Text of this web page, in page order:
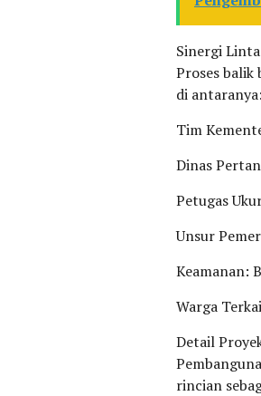
Sinergi
Proses balik
di antaranya:
Tim
Dinas
Petugas
Unsur
Keamanan:
Warga
Detail
rincian